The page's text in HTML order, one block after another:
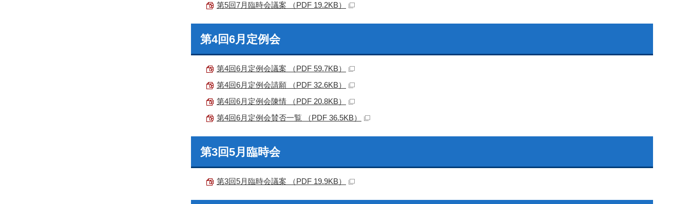
第5回7月臨時会議案 （PDF 19.2KB）
第4回6月定例会
第4回6月定例会議案 （PDF 59.7KB）
第4回6月定例会請願 （PDF 32.6KB）
第4回6月定例会陳情 （PDF 20.8KB）
第4回6月定例会賛否一覧 （PDF 36.5KB）
第3回5月臨時会
第3回5月臨時会議案 （PDF 19.9KB）